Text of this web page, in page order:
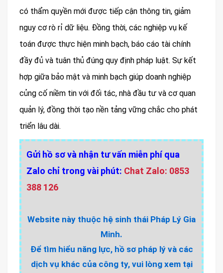
có thẩm quyền mới được tiếp cận thông tin, giảm
nguy cơ rò rỉ dữ liệu. Đồng thời, các nghiệp vụ kế
toán được thực hiện minh bạch, báo cáo tài chính
đầy đủ và tuân thủ đúng quy định pháp luật. Sự kết
hợp giữa bảo mật và minh bạch giúp doanh nghiệp
củng cố niềm tin với đối tác, nhà đầu tư và cơ quan
quản lý, đồng thời tạo nền tảng vững chắc cho phát
triển lâu dài.
Gửi hồ sơ và nhận tư vấn miễn phí qua
Zalo chỉ trong vài phút: Chat Zalo: 0853
388 126
Website này thuộc hệ sinh thái Pháp Lý Gia
Minh.
Để tìm hiểu năng lực, hồ sơ pháp lý và các
dịch vụ khác của công ty, vui lòng xem tại